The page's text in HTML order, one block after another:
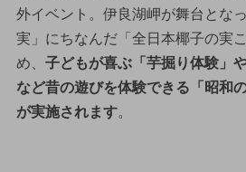
外イベント。伊良湖岬が舞台とな
実」にちなんだ「全日本椰子の実
め、 子どもが喜ぶ「芋掘り体験」
など昔の遊びを体験できる「昭和
が実施されます。